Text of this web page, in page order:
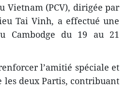
Vietnam (PCV), dirigée par
Tai Vinh, a effectué une
Cambodge du 19 au 21
l’amitié spéciale et
les deux Partis, contribuant